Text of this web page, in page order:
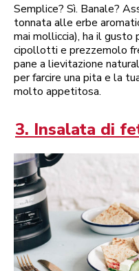
Semplice? Sì. Banale?
tonnata alle erbe
mai molliccia), ha il gusto
cipollotti e prezzemolo
pane a lievitazione
per farcire una pita e la
molto appetitosa.
3. Insalata di